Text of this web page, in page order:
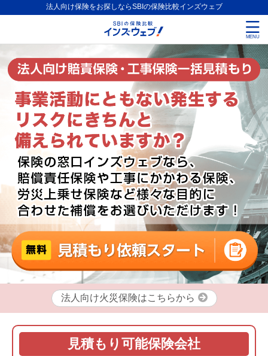
法人向け保険をお探しならSBIの保険比較インズウェブ
法人向け火災保険はこちらから
見積もり可能保険会社